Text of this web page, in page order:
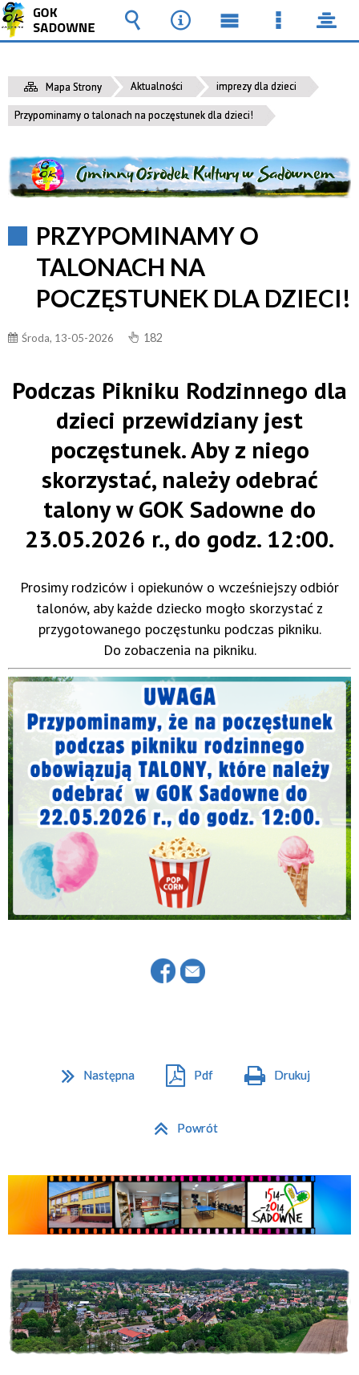
Mapa Strony Aktualności imprezy dla dzieci
Przypominamy o talonach na poczęstunek dla dzieci!
PRZYPOMINAMY O
TALONACH NA
POCZĘSTUNEK DLA DZIECI!
Środa, 13-05-2026 182
Podczas Pikniku Rodzinnego dla
dzieci przewidziany jest
poczęstunek. Aby z niego
skorzystać, należy odebrać
talony w GOK Sadowne do
23.05.2026 r., do godz. 12:00.
Prosimy rodziców i opiekunów o wcześniejszy odbiór
talonów, aby każde dziecko mogło skorzystać z
przygotowanego poczęstunku podczas pikniku.
Do zobaczenia na pikniku.
Następna Pdf Drukuj
Powrót
Wyszukiwarka
Narzędzia
MenuMenu